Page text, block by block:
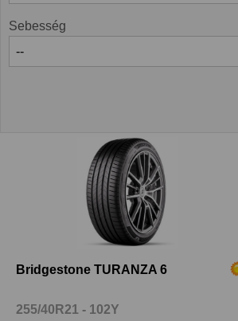
Sebesség
Bridgestone TURANZA 6
255/40R21 - 102Y